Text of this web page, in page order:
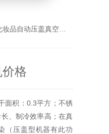
自动压盖真空冷冻干燥机价格
格
面积：0.3平方；不锈
、制冷效率高；在真
（压盖型机器有此功